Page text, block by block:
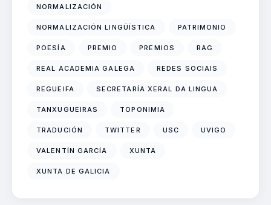
NORMALIZACIÓN
NORMALIZACIÓN LINGÜÍSTICA PATRIMONIO
POESÍA PREMIO PREMIOS RAG
REAL ACADEMIA GALEGA REDES SOCIAIS
REGUEIFA SECRETARÍA XERAL DA LINGUA
TANXUGUEIRAS TOPONIMIA
TRADUCIÓN TWITTER USC UVIGO
VALENTÍN GARCÍA XUNTA
XUNTA DE GALICIA